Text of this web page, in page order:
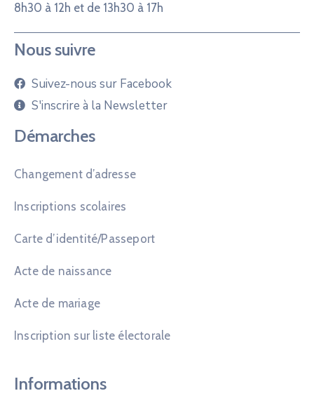
8h30 à 12h et de 13h30 à 17h
Nous suivre
Suivez-nous sur Facebook
S'inscrire à la Newsletter
Démarches
Changement d’adresse
Inscriptions scolaires
Carte d’identité/Passeport
Acte de naissance
Acte de mariage
Inscription sur liste électorale
Informations